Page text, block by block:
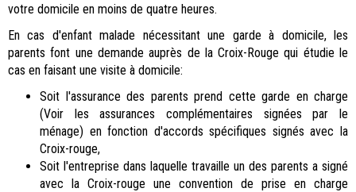
votre domicile en moins de quatre heures.
En cas d'enfant malade nécessitant une garde à domicile, les
parents font une demande auprès de la Croix-Rouge qui étudie le
cas en faisant une visite à domicile:
Soit l'assurance des parents prend cette garde en charge
(Voir les assurances complémentaires signées par le
ménage) en fonction d'accords spécifiques signés avec la
Croix-rouge,
Soit l'entreprise dans laquelle travaille un des parents a signé
avec la Croix-rouge une convention de prise en charge